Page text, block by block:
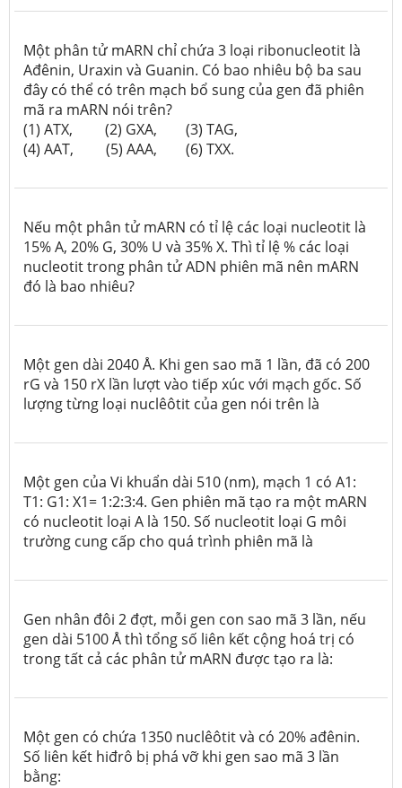
Một phân tử mARN chỉ chứa 3 loại ribonucleotit là
Ađênin, Uraxin và Guanin. Có bao nhiêu bộ ba sau
đây có thể có trên mạch bổ sung của gen đã phiên
mã ra mARN nói trên?
(1) ATX, (2) GXA, (3) TAG,
(4) AAT, (5) AAA, (6) TXX.
Nếu một phân tử mARN có tỉ lệ các loại nucleotit là
15% A, 20% G, 30% U và 35% X. Thì tỉ lệ % các loại
nucleotit trong phân tử ADN phiên mã nên mARN
đó là bao nhiêu?
Một gen dài 2040Å. Khi gen sao mã 1 lần, đã có 200
rG và 150 rX lần lượt vào tiếp xúc với mạch gốc. Số
lượng từng loại nuclêôtit của gen nói trên là
Một gen của Vi khuẩn dài 510 (nm), mạch 1 có A1:
T1: G1: X1= 1:2:3:4. Gen phiên mã tạo ra một mARN
có nucleotit loại A là 150. Số nucleotit loại G môi
trường cung cấp cho quá trình phiên mã là
Gen nhân đôi 2 đợt, mỗi gen con sao mã 3 lần, nếu
gen dài 5100Åthì tổng số liên kết cộng hoá trị có
trong tất cả các phân tử mARN được tạo ra là:
Một gen có chứa 1350 nuclêôtit và có 20% ađênin.
Số liên kết hiđrô bị phá vỡ khi gen sao mã 3 lần
bằng: